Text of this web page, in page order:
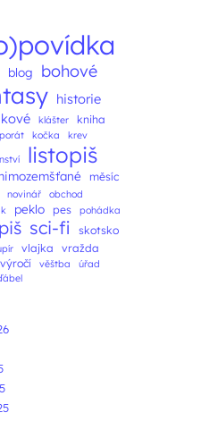
blog bohové
historie
klášter kniha
kočka krev
listopiš
měsíc
novinář obchod
peklo pes pohádka
sci-fi skotsko
vlajka vražda
výročí věštba úřad